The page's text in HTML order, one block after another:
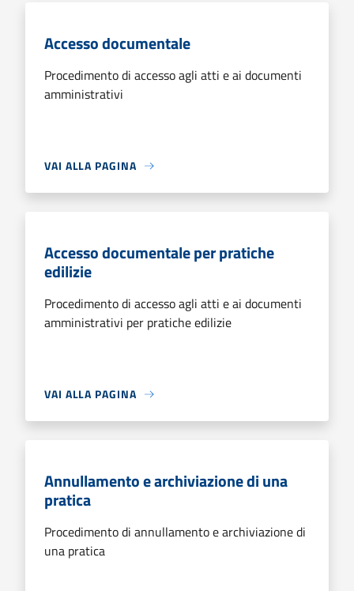
Accesso documentale
Procedimento di accesso agli atti e ai documenti
amministrativi
VAI ALLA PAGINA
Accesso documentale per pratiche
edilizie
Procedimento di accesso agli atti e ai documenti
amministrativi per pratiche edilizie
VAI ALLA PAGINA
Annullamento e archiviazione di una
pratica
Procedimento di annullamento e archiviazione di
una pratica